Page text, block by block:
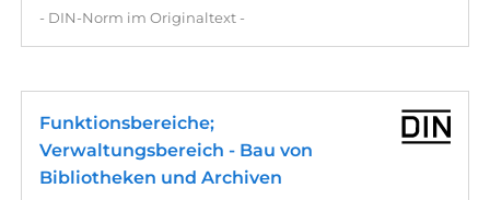
- DIN-Norm im Originaltext -
Funktionsbereiche;
Verwaltungsbereich - Bau von
Bibliotheken und Archiven